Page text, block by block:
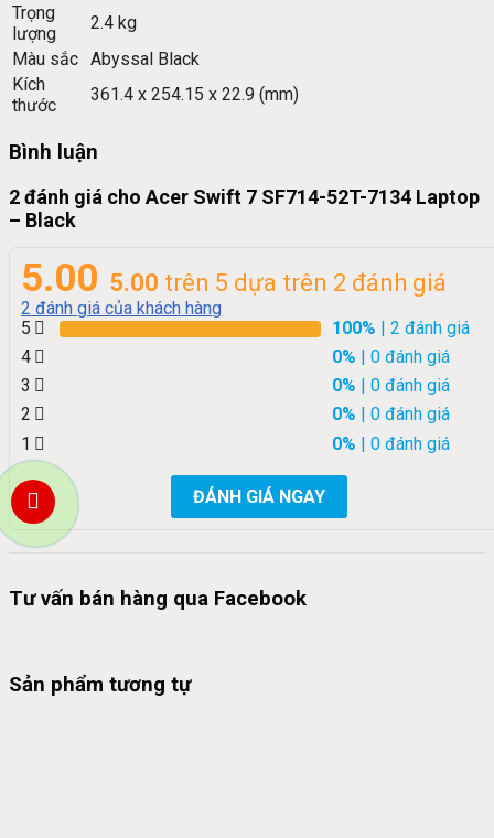
Trọng
lượng
2.4 kg
Màu sắc Abyssal Black
Kích
thước
361.4 x 254.15 x 22.9 (mm)
Bình luận
2 đánh giá cho Acer Swift 7 SF714-52T-7134 Laptop
– Black
5.00 5.00 trên 5 dựa trên 2 đánh giá
2 đánh giá của khách hàng
5
100% | 2 đánh giá
4
0% | 0 đánh giá
3
0% | 0 đánh giá
2
0% | 0 đánh giá
1
0% | 0 đánh giá
ĐÁNH GIÁ NGAY
Tư vấn bán hàng qua Facebook
Sản phẩm tương tự